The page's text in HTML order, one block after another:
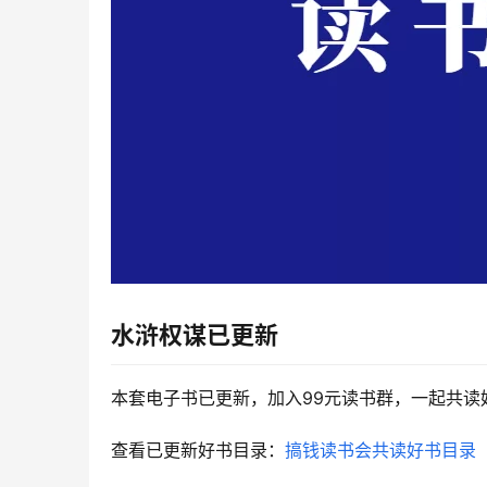
水浒权谋已更新
本套电子书已更新，加入99元读书群，一起共读
查看已更新好书目录： 搞钱读书会共读好书目录